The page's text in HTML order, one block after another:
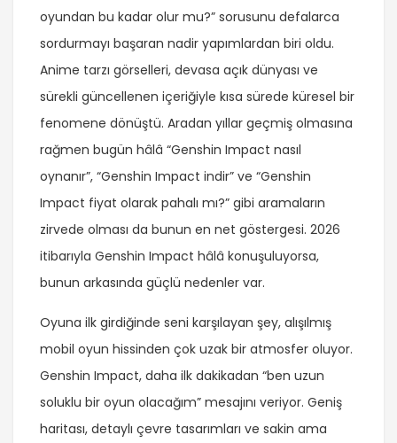
oyundan bu kadar olur mu?” sorusunu defalarca
sordurmayı başaran nadir yapımlardan biri oldu.
Anime tarzı görselleri, devasa açık dünyası ve
sürekli güncellenen içeriğiyle kısa sürede küresel bir
fenomene dönüştü. Aradan yıllar geçmiş olmasına
rağmen bugün hâlâ “Genshin Impact nasıl
oynanır”, “Genshin Impact indir” ve “Genshin
Impact fiyat olarak pahalı mı?” gibi aramaların
zirvede olması da bunun en net göstergesi. 2026
itibarıyla Genshin Impact hâlâ konuşuluyorsa,
bunun arkasında güçlü nedenler var.
Oyuna ilk girdiğinde seni karşılayan şey, alışılmış
mobil oyun hissinden çok uzak bir atmosfer oluyor.
Genshin Impact, daha ilk dakikadan “ben uzun
soluklu bir oyun olacağım” mesajını veriyor. Geniş
haritası, detaylı çevre tasarımları ve sakin ama